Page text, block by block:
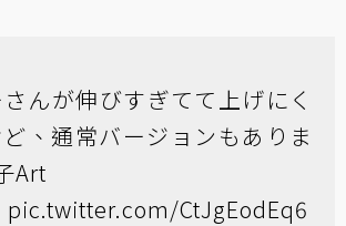
んが伸びすぎてて上げにく
、通常バージョンもありま
Art
pic.twitter.com/CtJgEodEq6